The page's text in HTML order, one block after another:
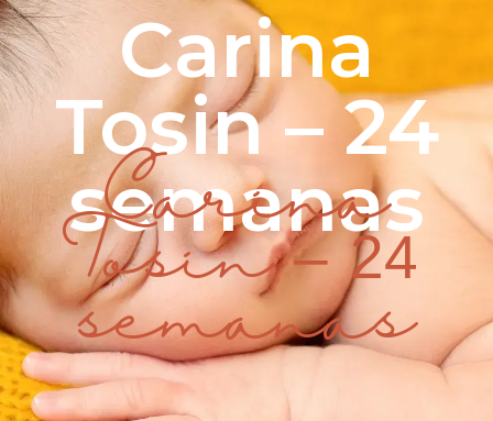
Carina
Tosin – 24
semanas
Carina
Tosin – 24
semanas